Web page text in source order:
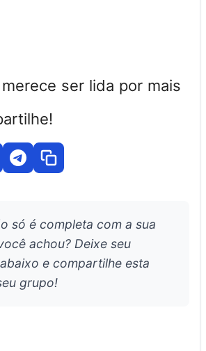
ser lida por mais
só é completa com a sua
achou? Deixe seu
e compartilhe esta
grupo!